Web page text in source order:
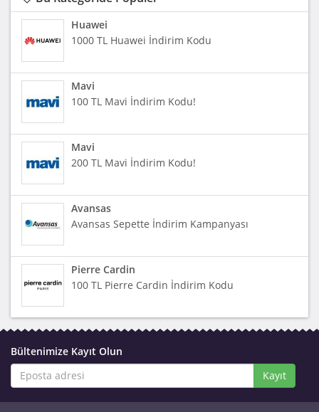
Huawei
1000 TL Huawei İndirim Kodu
Mavi
100 TL Mavi İndirim Kodu!
Mavi
200 TL Mavi İndirim Kodu!
Avansas
Avansas Sepette İndirim Kampanyası
Pierre Cardin
100 TL Pierre Cardin İndirim Kodu
Bültenimize Kayıt Olun
Kayıt